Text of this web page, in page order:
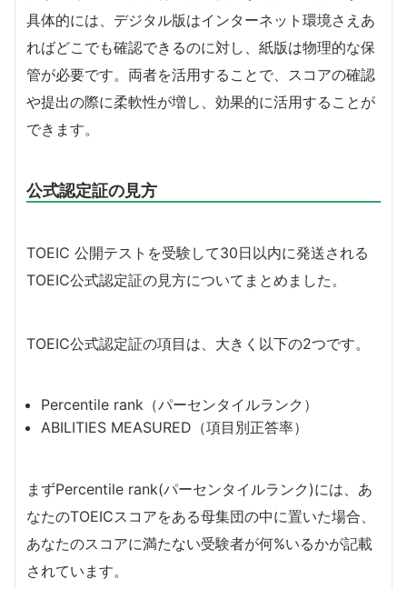
具体的には、デジタル版はインターネット環境さえあ
ればどこでも確認できるのに対し、紙版は物理的な保
管が必要です。両者を活用することで、スコアの確認
や提出の際に柔軟性が増し、効果的に活用することが
できます。
公式認定証の見方
TOEIC 公開テストを受験して30日以内に発送される
TOEIC公式認定証の見方についてまとめました。
TOEIC公式認定証の項目は、大きく以下の2つです。
Percentile rank（パーセンタイルランク）
ABILITIES MEASURED（項目別正答率）
まずPercentile rank(パーセンタイルランク)には、あ
なたのTOEICスコアをある母集団の中に置いた場合、
あなたのスコアに満たない受験者が何%いるかが記載
されています。